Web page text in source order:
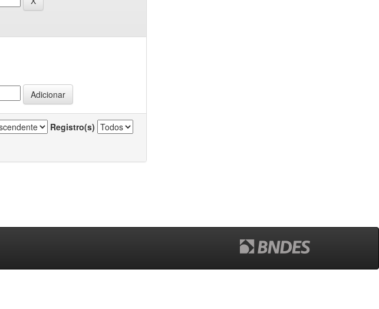
Registro(s)